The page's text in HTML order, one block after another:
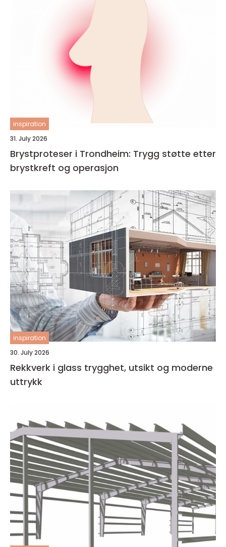
inspiration
31. July 2026
Brystproteser i Trondheim: Trygg støtte etter
brystkreft og operasjon
inspiration
30. July 2026
Rekkverk i glass trygghet, utsikt og moderne
uttrykk